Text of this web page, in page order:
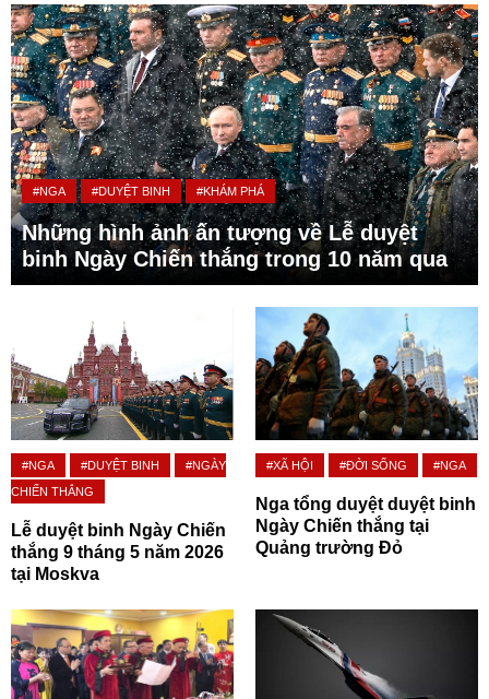
#NGA #DUYỆT BINH #KHÁM PHÁ
Những hình ảnh ấn tượng về Lễ duyệt
binh Ngày Chiến thắng trong 10 năm qua
#NGA #DUYỆT BINH
#NGÀY
CHIẾN THẮNG
Lễ duyệt binh Ngày Chiến
thắng 9 tháng 5 năm 2026
tại Moskva
#XÃ HỘI #ĐỜI SỐNG #NGA
Nga tổng duyệt duyệt binh
Ngày Chiến thắng tại
Quảng trường Đỏ